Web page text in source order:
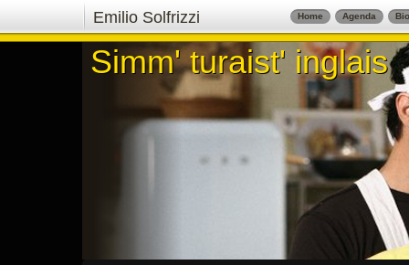
Emilio Solfrizzi Home Agenda
Simm' turaist' inglais
Simm' turaist' inglais